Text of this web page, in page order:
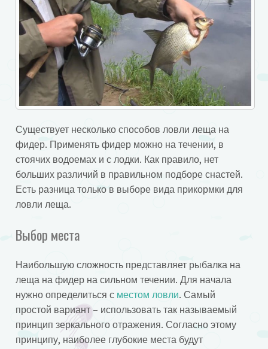
Существует несколько способов ловли леща на
фидер. Применять фидер можно на течении, в
стоячих водоемах и с лодки. Как правило, нет
больших различий в правильном подборе снастей.
Есть разница только в выборе вида прикормки для
ловли леща.
Выбор места
Наибольшую сложность представляет рыбалка на
леща на фидер на сильном течении. Для начала
нужно определиться с местом ловли. Самый
простой вариант – использовать так называемый
принцип зеркального отражения. Согласно этому
принципу, наиболее глубокие места будут